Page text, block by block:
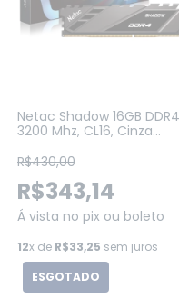
Netac Shadow 16GB DDR4
3200 Mhz, CL16, Cinza
R$430,00
R$343,14
Á vista no pix ou boleto
12x de R$33,25 sem juros
ESGOTADO